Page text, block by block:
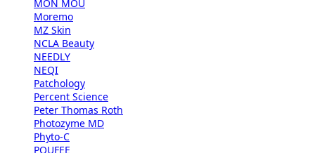
MON MOU
Moremo
MZ Skin
NCLA Beauty
NEEDLY
NEQI
Patchology
Percent Science
Peter Thomas Roth
Photozyme MD
Phyto-C
POUFEE